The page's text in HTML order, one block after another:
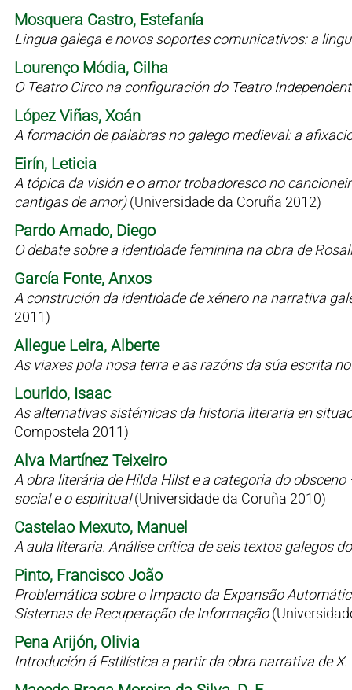
Mosquera Castro, Estefanía
Lingua galega e novos soportes comunicativos: a
Lourenço Módia, Cilha
O Teatro Circo na configuración do Teatro
López Viñas, Xoán
A formación de palabras no galego medieval: a
Eirín, Leticia
A tópica da visión e o amor trobadoresco no
cantigas de amor)(Universidade da Coruña 2012)
Pardo Amado, Diego
O debate sobre a identidade feminina na obra de
García Fonte, Anxos
A construción da identidade de xénero na narrativa
2011)
Allegue Leira, Alberte
As viaxes pola nosa terra e as razóns da súa escrita
Lourido, Isaac
As alternativas sistémicas da historia literaria en
Compostela 2011)
Alva Martínez Teixeiro
A obra literária de Hilda Hilst e a categoria do
social e o espiritual(Universidade da Coruña 2010)
Castelao Mexuto, Manuel
A aula literaria. Análise crítica de seis textos galegos
Pinto, Francisco João
Problemática sobre o Impacto da Expansão
Sistemas de Recuperação de Informação
Pena Arijón, Olivia
Introdución á Estilística a partir da obra narrativa de X.